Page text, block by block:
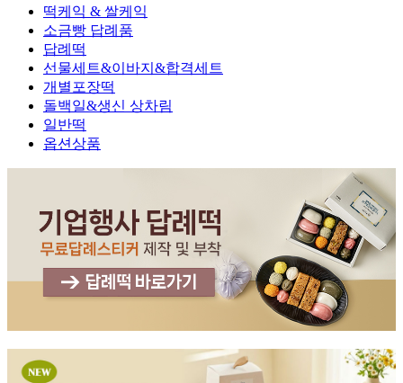
떡케익 & 쌀케익
소금빵 답례품
답례떡
선물세트&이바지&합격세트
개별포장떡
돌백일&생신 상차림
일반떡
옵션상품